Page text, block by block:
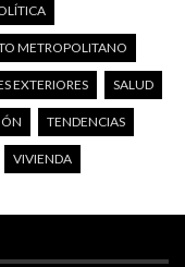
METROPOLITANO
EXTERIORES SALUD
TENDENCIAS
VIVIENDA